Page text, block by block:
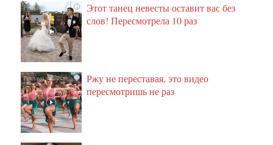
i
Этот танец невесты оставит вас без
слов! Пересмотрела 10 раз
i
Ржу не переставая, это видео
пересмотришь не раз